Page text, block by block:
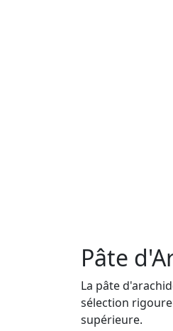
Pâte
La pâte
sélection
supérieure.